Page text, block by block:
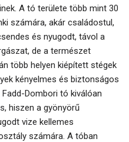
A tó területe több mint 30
számára, akár családostul,
és nyugodt, távol a
de a természet
több helyen kiépített stégek
kényelmes és biztonságos
Dombori tó kiválóan
hiszen a gyönyörű
vize kellemes
számára. A tóban